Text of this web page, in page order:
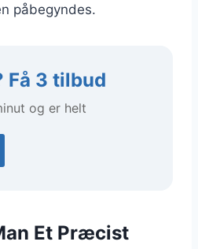
påbegyndes.
Få 3 tilbud
og er helt
Et Præcist